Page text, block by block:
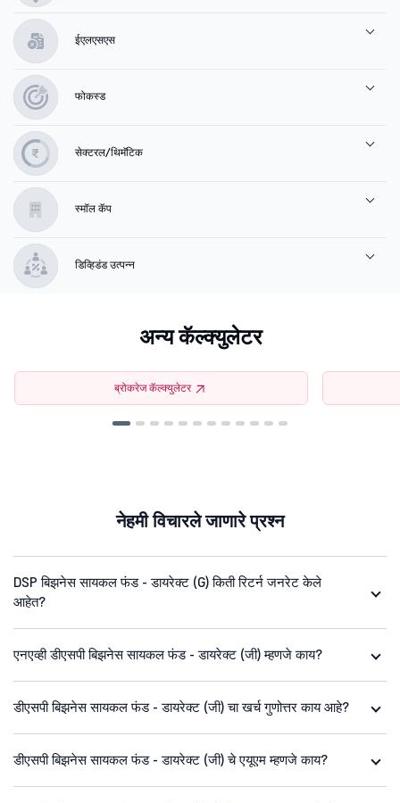
ईएलएसएस
फोकस्ड
सेक्टरल/थिमॅटिक
स्मॉल कॅप
डिव्हिडंड उत्पन्न
अन्य कॅल्क्युलेटर
ब्रोकरेज कॅल्क्युलेटर
नेहमी विचारले जाणारे प्रश्न
DSP बिझनेस सायकल फंड - डायरेक्ट (G) किती रिटर्न जनरेट केले
आहेत?
एनएव्ही डीएसपी बिझनेस सायकल फंड - डायरेक्ट (जी) म्हणजे काय?
डीएसपी बिझनेस सायकल फंड - डायरेक्ट (जी) चा खर्च गुणोत्तर काय आहे?
डीएसपी बिझनेस सायकल फंड - डायरेक्ट (जी) चे एयूएम म्हणजे काय?